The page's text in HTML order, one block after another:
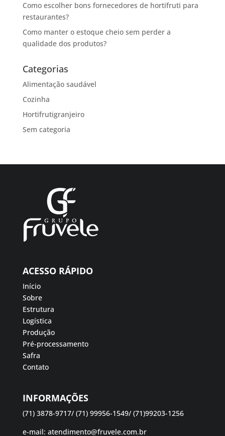
Como escolher bons fornecedores de hortifruti para
restaurantes?
Como manter o estoque cheio sem perder a
qualidade dos produtos?
Categorias
Alimentação saudável
Cozinha
Hortifrutigranjeiro
Sem categoria
ACESSO RÁPIDO
Início
Sobre
Estrutura
Logística
Produção
Pré-processamento
Safra
Contato
INFORMAÇÕES
(71) 3878-9717/ (71) 99956-1549/ (71)99203-1256
e-mail: atendimento@fruvele.com.br